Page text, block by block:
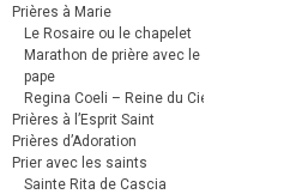
Prières à Marie
Le Rosaire ou le chapelet
Marathon de prière avec le
pape
Regina Coeli – Reine du Ciel
Prières à l’Esprit Saint
Prières d’Adoration
Prier avec les saints
Sainte Rita de Cascia